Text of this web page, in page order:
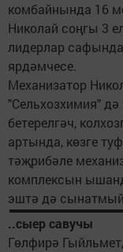
комбайнында 16
Николай соңгы 3
лидерлар
ярдәмчесе.
Механизатор
"Сельхозхимия"
бетерелгәч,
артында, көзге
тәҗрибәле
комплексын
эштә дә
..сыер савучы
Гөлфирә